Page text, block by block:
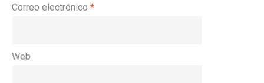
Correo electrónico *
Web